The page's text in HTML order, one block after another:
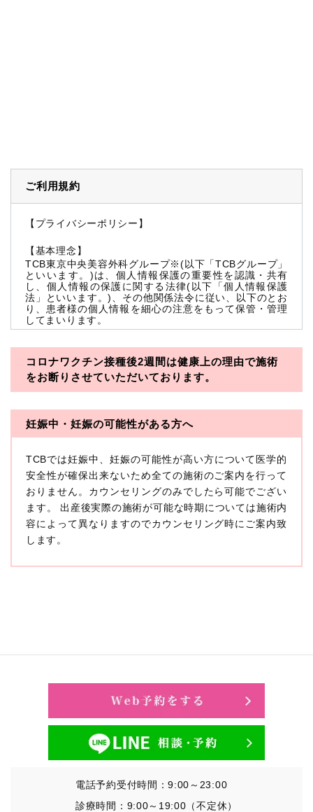
ご利用規約
【プライバシーポリシー】
【基本理念】
TCB東京中央美容外科グループ※(以下「TCBグループ」
といいます。)は、個人情報保護の重要性を認識・共有
し、個人情報の保護に関する法律(以下「個人情報保護
法」といいます。)、その他関係法令に従い、以下のとお
り、患者様の個人情報を細心の注意をもって保管・管理
してまいります。
※TCBグループとは以下を総称していいます。
・一般社団法人メディカルアライアンス
・医療法人社団創彩会
本プライバシーポリシーにおいて「個人情報」とは、生
存する個人に関する情報であって、当該情報に含まれる
氏名、生年月日その他の記述等により特定の個人を識別
できるもの又は個人識別符号（個人情報保護委員会の政
令に準じます。）が含まれるものをいいます。
収集した患者様に関する情報には、単独のままでは特定
の個人を識別できない情報もありますが、他の情報と組
み合わせることにより特定の個人を識別できる場合、か
に扱うものとします。
①TCBグループが患者様から取得する情報
・その他、特定の個人を識別することができる情報
②TCBグループが各種サービスの利用に関連して取得す
日時、閲覧履歴等に関連する情報
（これには、Cookie情報、アクセスログ等の利用状況に
関する情報を含みます。）
コロナワクチン接種後2週間は健康上の理由で施術
をお断りさせていただいております。
妊娠中・妊娠の可能性がある方へ
TCBでは妊娠中、妊娠の可能性が高い方について医学的
安全性が確保出来ないため全ての施術のご案内を行って
おりません。カウンセリングのみでしたら可能でござい
ます。 出産後実際の施術が可能な時期については施術内
容によって異なりますのでカウンセリング時にご案内致
します。
電話予約受付時間：9:00～23:00
診療時間：9:00～19:00（不定休）